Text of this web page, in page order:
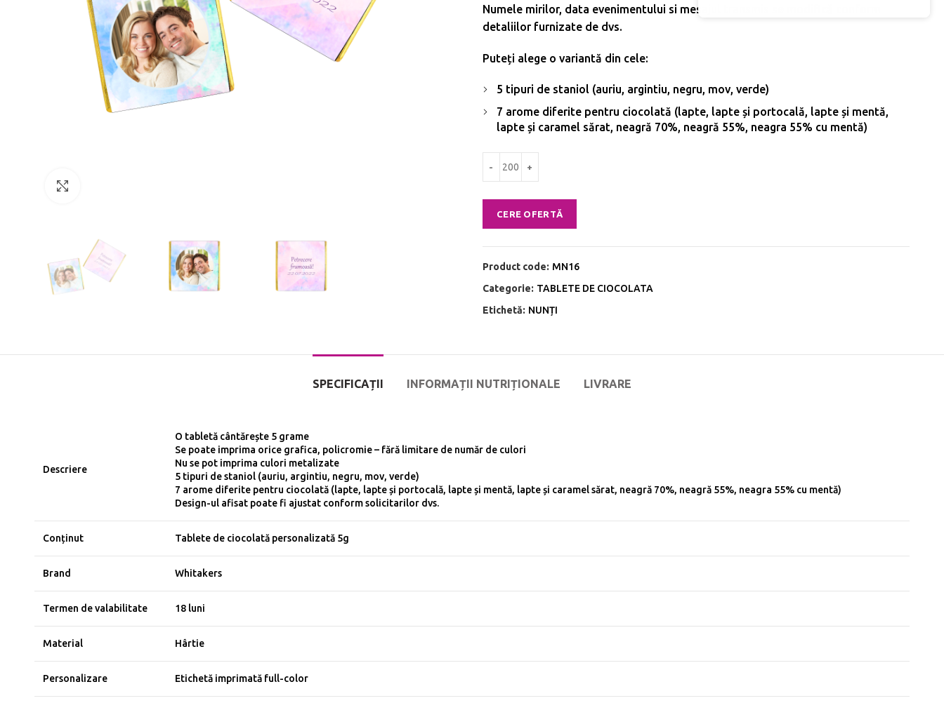
Numele mirilor, data evenimentului si mesajul transmis se modifică conform
detaliilor furnizate de dvs.
Puteți alege o variantă din cele:
5 tipuri de staniol (auriu, argintiu, negru, mov, verde)
7 arome diferite pentru ciocolată (lapte, lapte și portocală, lapte și mentă,
lapte și caramel sărat, neagră 70%, neagră 55%, neagra 55% cu mentă)
CERE OFERTĂ
Product code: MN16
Categorie: TABLETE DE CIOCOLATA
Etichetă: NUNȚI
SPECIFICAȚII INFORMAȚII NUTRIȚIONALE LIVRARE
Descriere
O tabletă cântărește 5 grame
Se poate imprima orice grafica, policromie – fără limitare de număr de culori
Nu se pot imprima culori metalizate
5 tipuri de staniol (auriu, argintiu, negru, mov, verde)
7 arome diferite pentru ciocolată (lapte, lapte și portocală, lapte și mentă, lapte și caramel sărat, neagră 70%, neagră 55%, neagra 55% cu mentă)
Design-ul afisat poate fi ajustat conform solicitarilor dvs.
Conținut Tablete de ciocolată personalizată 5g
Brand Whitakers
Termen de valabilitate 18 luni
Material Hârtie
Personalizare Etichetă imprimată full-color